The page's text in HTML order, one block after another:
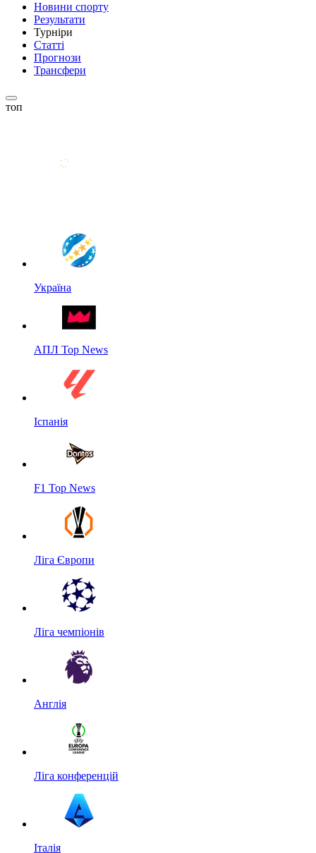
Новини спорту
Результати
Турніри
Статті
Прогнози
Трансфери
топ
Україна
АПЛ Top News
Іспанія
F1 Top News
Ліга Європи
Ліга чемпіонів
Англія
Ліга конференцій
Італія